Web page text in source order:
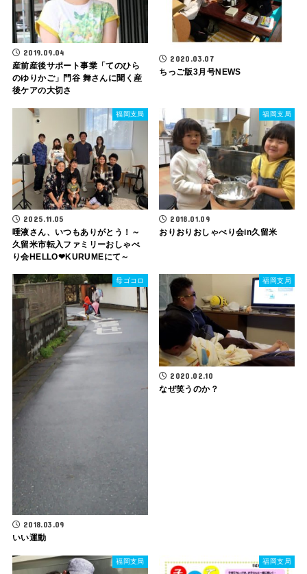
2019.09.04
産前産後サポート事業「てのひら
のゆりかご」門谷 舞さんに聞く産
後ケアの大切さ
2020.03.07
ちっご版3月号NEWS
福岡支局
2025.11.05
唾液さん、いつもありがとう！～
久留米市転入ファミリーおしゃべ
り会HELLO❤KURUMEにて～
福岡支局
2018.01.09
おりおりおしゃべり会in久留米
母ゴコロ
2018.03.09
いい運動
福岡支局
2020.02.10
なぜ笑うのか？
福岡支局 福岡支局